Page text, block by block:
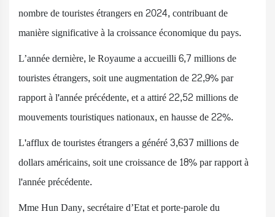
nombre de touristes étrangers en 2024, contribuant de
manière significative à la croissance économique du pays.
L’année dernière, le Royaume a accueilli 6,7 millions de
touristes étrangers, soit une augmentation de 22,9% par
rapport à l'année précédente, et a attiré 22,52 millions de
mouvements touristiques nationaux, en hausse de 22%.
L'afflux de touristes étrangers a généré 3,637 millions de
dollars américains, soit une croissance de 18% par rapport à
l'année précédente.
Mme Hun Dany, secrétaire d’Etat et porte-parole du